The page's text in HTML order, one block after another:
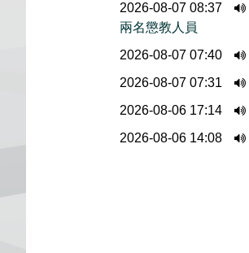
2026-08-07 08:37
兩名懲教人員
2026-08-07 07:40
2026-08-07 07:31
2026-08-06 17:14
2026-08-06 14:08